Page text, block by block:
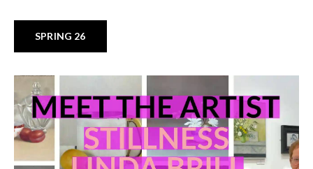
SPRING 26